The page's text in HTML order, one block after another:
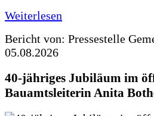
Weiterlesen
Bericht von: Pressestelle
05.08.2026
40-jähriges Jubiläum im
Bauamtsleiterin Anita